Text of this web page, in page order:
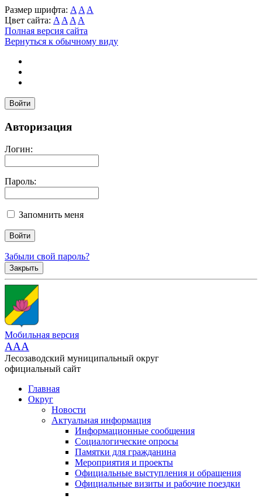
Размер шрифта: A A A
Цвет сайта: A A A A
Полная версия сайта
Вернуться к обычному виду
Войти
Авторизация
Логин:
Пароль:
Запомнить меня
Забыли свой пароль?
Закрыть
Мобильная версия
AAA
Лесозаводский муниципальный округ
официальный сайт
Главная
Округ
Новости
Актуальная информация
Информационные сообщения
Социалогические опросы
Памятки для гражданина
Мероприятия и проекты
Официальные выступления и обращения
Официальные визиты и рабочие поездки